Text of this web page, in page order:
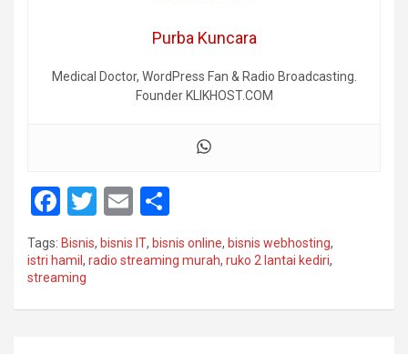
Purba Kuncara
Medical Doctor, WordPress Fan & Radio Broadcasting.
Founder KLIKHOST.COM
F
a
ce
b
o
T
wi
tt
E
m
ail
h
ar
Tags: Bisnis, bisnis IT, bisnis online, bisnis webhosting,
istri hamil , radio streaming murah, ruko 2 lantai kediri,
streaming